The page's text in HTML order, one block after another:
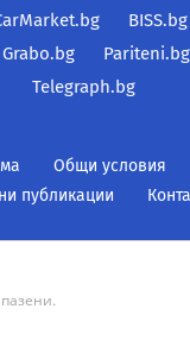
BISS.bg
Grabo.bg Pariteni.bg
Telegraph.bg
Общи условия
публикации